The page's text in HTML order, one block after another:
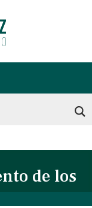
de los